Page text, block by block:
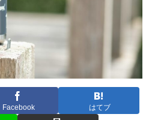
Facebook はてブ